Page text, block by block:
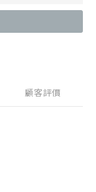
顧客評價